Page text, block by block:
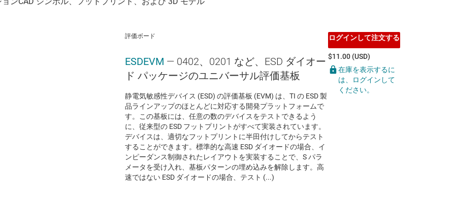
評価ボード
ESDEVM — 0402、0201 など、ESD ダイオー
ド パッケージのユニバーサル評価基板
静電気敏感性デバイス (ESD) の評価基板 (EVM) は、TI の ESD 製
品ラインアップのほとんどに対応する開発プラットフォームで
す。この基板には、任意の数のデバイスをテストできるよう
に、従来型の ESD フットプリントがすべて実装されています。
デバイスは、適切なフットプリントに半田付けしてからテスト
することができます。標準的な高速 ESD ダイオードの場合、イ
ンピーダンス制御されたレイアウトを実装することで、S パラ
メータを受け入れ、基板パターンの埋め込みを解除します。高
速ではない ESD ダイオードの場合、テスト (...)
ログインして注文する
$11.00 (USD)
在庫を表示するに
は、ログインして
ください。